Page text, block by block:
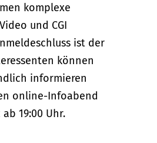
komplexe
und CGI
ist der
können
informieren
online-Infoabend
ab 19:00 Uhr.